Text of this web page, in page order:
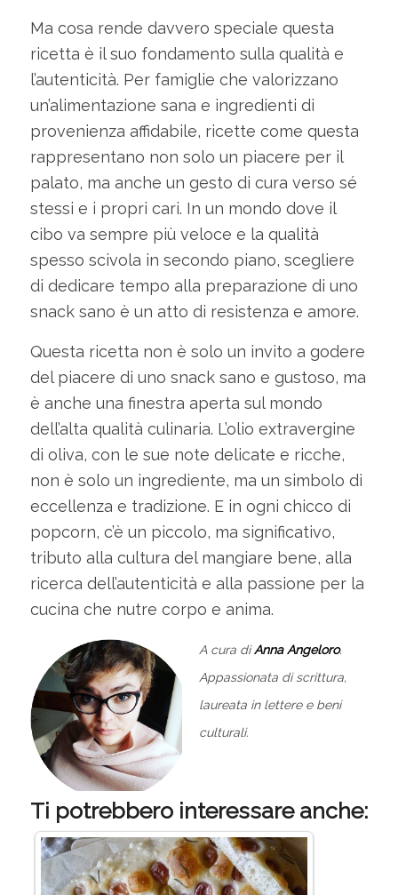
Ma cosa rende davvero speciale questa
ricetta è il suo fondamento sulla qualità e
l’autenticità. Per famiglie che valorizzano
un’alimentazione sana e ingredienti di
provenienza affidabile, ricette come questa
rappresentano non solo un piacere per il
palato, ma anche un gesto di cura verso sé
stessi e i propri cari. In un mondo dove il
cibo va sempre più veloce e la qualità
spesso scivola in secondo piano, scegliere
di dedicare tempo alla preparazione di uno
snack sano è un atto di resistenza e amore.
Questa ricetta non è solo un invito a godere
del piacere di uno snack sano e gustoso, ma
è anche una finestra aperta sul mondo
dell’alta qualità culinaria. L’olio extravergine
di oliva, con le sue note delicate e ricche,
non è solo un ingrediente, ma un simbolo di
eccellenza e tradizione. E in ogni chicco di
popcorn, c’è un piccolo, ma significativo,
tributo alla cultura del mangiare bene, alla
ricerca dell’autenticità e alla passione per la
cucina che nutre corpo e anima.
A cura diAnna Angeloro.
Appassionata di scrittura,
laureata in lettere e beni
culturali.
Ti potrebbero interessare anche: